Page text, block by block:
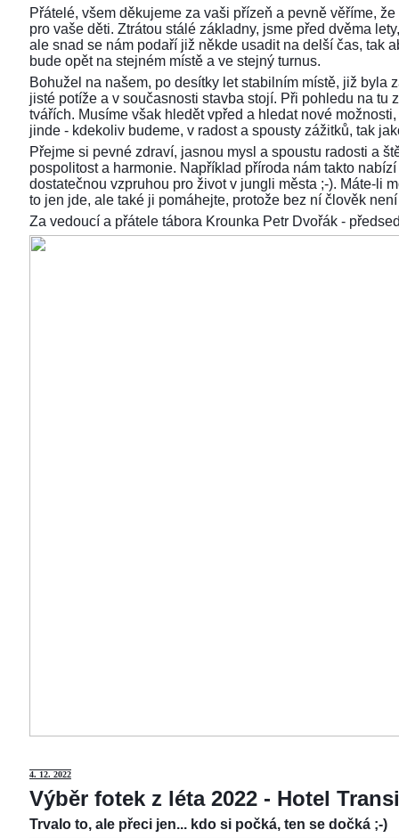
Přátelé, všem děkujeme za vaši přízeň a pevně věříme,
pro vaše děti. Ztrátou stálé základny, jsme před dvěma
ale snad se nám podaří již někde usadit na delší čas, tak
bude opět na stejném místě a ve stejný turnus.
Bohužel na našem, po desítky let stabilním místě, již byla
jisté potíže a v současnosti stavba stojí. Při pohledu na tu
tvářích. Musíme však hledět vpřed a hledat nové
jinde - kdekoliv budeme, v radost a spousty zážitků, tak
Přejme si pevné zdraví, jasnou mysl a spoustu radosti a
pospolitost a harmonie. Například příroda nám takto
dostatečnou vzpruhou pro život v jungli města ;-). Máte-li
to jen jde, ale také ji pomáhejte, protože bez ní člověk
Za vedoucí a přátele tábora Krounka Petr Dvořák -
4. 12. 2022
Výběr fotek z léta 2022 - Hotel
Trvalo to, ale přeci jen... kdo si počká, ten se dočká ;-)